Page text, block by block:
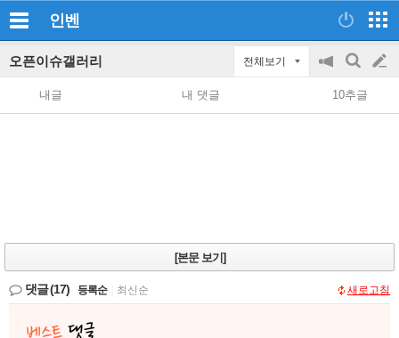
인벤
오픈이슈갤러리 전체보기
공
지
on/off
검
색
글
쓰
내글 내 댓글 10추글
[본문 보기]
댓글(17) 등록순 최신순 새로고침